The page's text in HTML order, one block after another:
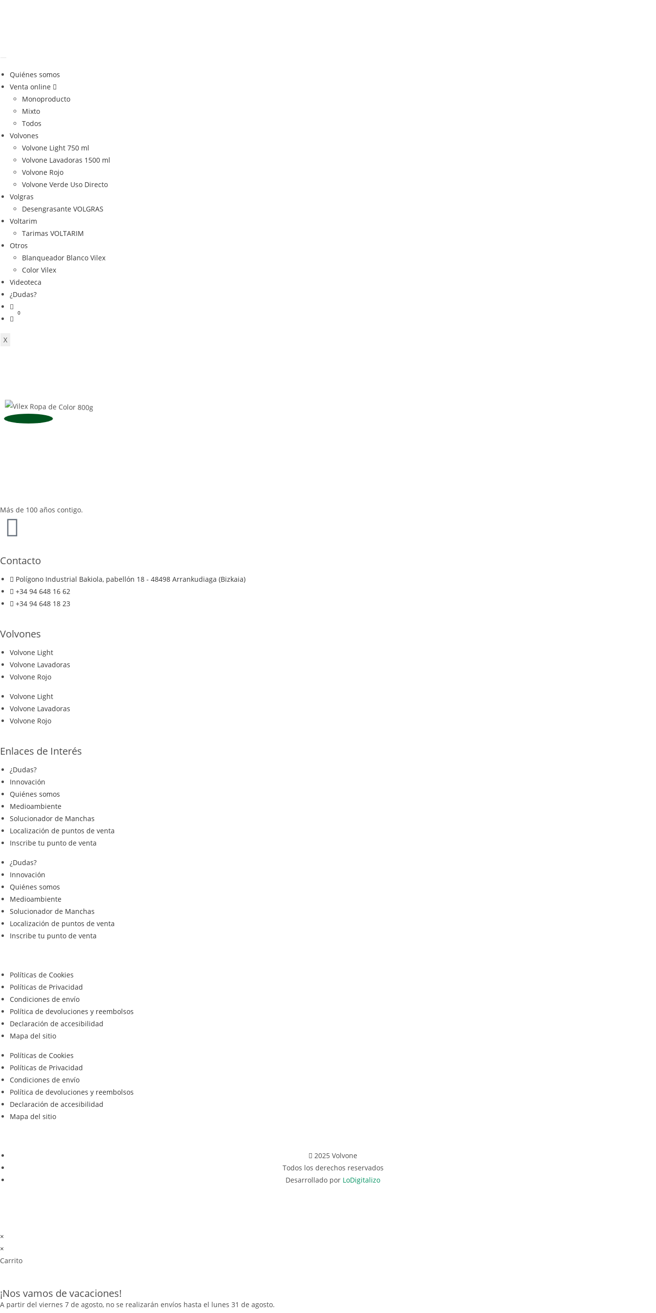
Quiénes somos
Venta online
Monoproducto
Mixto
Todos
Volvones
Volvone Light 750 ml
Volvone Lavadoras 1500 ml
Volvone Rojo
Volvone Verde Uso Directo
Volgras
Desengrasante VOLGRAS
Voltarim
Tarimas VOLTARIM
Otros
Blanqueador Blanco Vilex
Color Vilex
Videoteca
¿Dudas?
X
Más de 100 años contigo.
Contacto
Polígono Industrial Bakiola, pabellón 18 - 48498 Arrankudiaga (Bizkaia)
+34 94 648 16 62
+34 94 648 18 23
Volvones
Volvone Light
Volvone Lavadoras
Volvone Rojo
Volvone Light
Volvone Lavadoras
Volvone Rojo
Enlaces de Interés
¿Dudas?
Innovación
Quiénes somos
Medioambiente
Solucionador de Manchas
Localización de puntos de venta
Inscribe tu punto de venta
¿Dudas?
Innovación
Quiénes somos
Medioambiente
Solucionador de Manchas
Localización de puntos de venta
Inscribe tu punto de venta
Políticas de Cookies
Políticas de Privacidad
Condiciones de envío
Política de devoluciones y reembolsos
Declaración de accesibilidad
Mapa del sitio
Políticas de Cookies
Políticas de Privacidad
Condiciones de envío
Política de devoluciones y reembolsos
Declaración de accesibilidad
Mapa del sitio
2025 Volvone
Todos los derechos reservados
Desarrollado por LoDigitalizo
×
×
Carrito
¡Nos vamos de vacaciones!
A partir del viernes 7 de agosto, no se realizarán envíos hasta el lunes 31 de agosto.